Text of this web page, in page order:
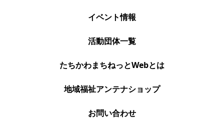
イベント情報
活動団体一覧
たちかわまちねっとWebとは
地域福祉アンテナショップ
お問い合わせ